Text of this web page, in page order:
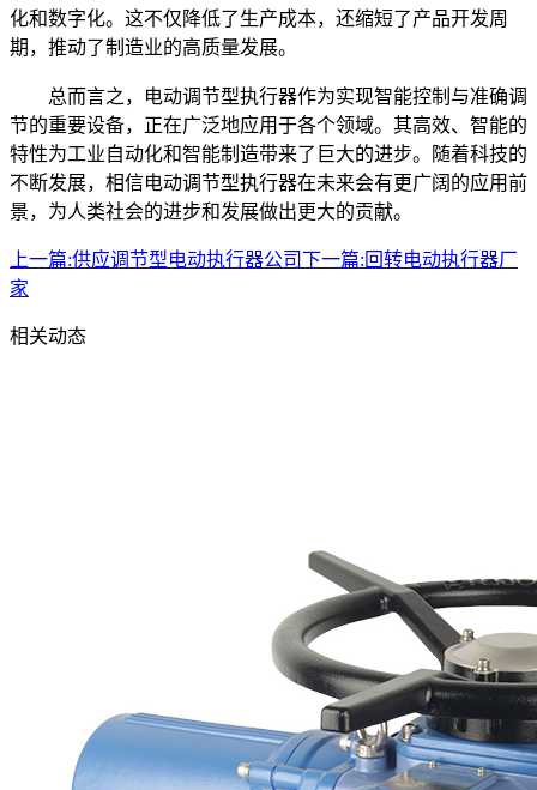
化和数字化。这不仅降低了生产成本，还缩短了产品开发周
期，推动了制造业的高质量发展。
总而言之，电动调节型执行器作为实现智能控制与准确调
节的重要设备，正在广泛地应用于各个领域。其高效、智能的
特性为工业自动化和智能制造带来了巨大的进步。随着科技的
不断发展，相信电动调节型执行器在未来会有更广阔的应用前
景，为人类社会的进步和发展做出更大的贡献。
上一篇:供应调节型电动执行器公司下一篇:回转电动执行器厂
家
相关动态